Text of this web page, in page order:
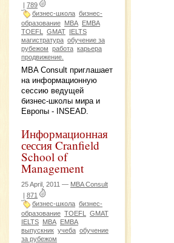
| 789
бизнес-школа бизнес-
образование MBA EMBA
TOEFL
GMAT IELTS
магистратура обучение за
рубежом работа карьера
продвижение.
MBA Consult приглашает
на информационную
сессию ведущей
бизнес-школы мира и
Европы - INSEAD.
Информационная
сессия Cranfield
School of
Management
25 April, 2011 — MBA Consult
| 871
бизнес-школа бизнес-
образование TOEFL
GMAT
IELTS MBA EMBA
выпускник учеба обучение
за рубежом